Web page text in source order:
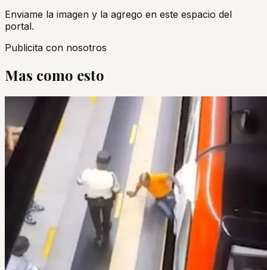
Enviame la imagen y la agrego en este espacio del
portal.
Publicita con nosotros
Mas como esto